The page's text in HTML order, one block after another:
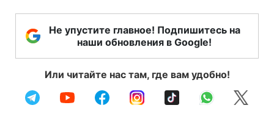
Не упустите главное! Подпишитесь на
наши обновления в Google!
Или читайте нас там, где вам удобно!